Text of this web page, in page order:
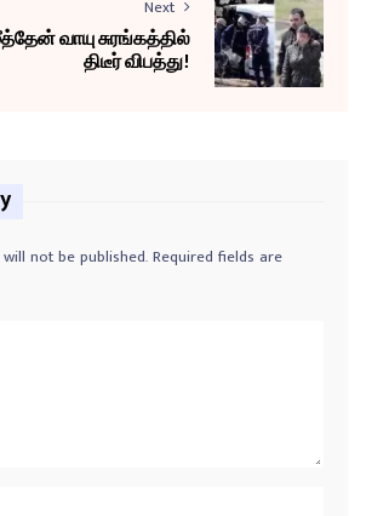
Next
வாயு சுரங்கத்தில்
திடீர் விபத்து!
not be published.Required fields are